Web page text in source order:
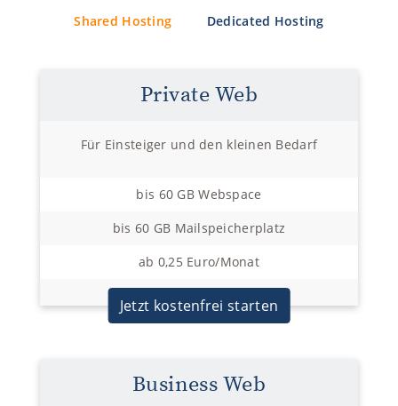
Shared Hosting Dedicated Hosting
Private Web
Für Einsteiger und den kleinen Bedarf
bis 60 GB Webspace
bis 60 GB Mailspeicherplatz
ab 0,25 Euro/Monat
Jetzt kostenfrei starten
Business Web